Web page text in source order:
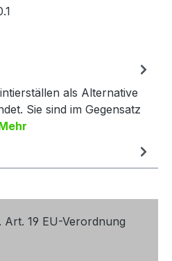
als Alternative
Sie sind im Gegensatz
19 EU-Verordnung